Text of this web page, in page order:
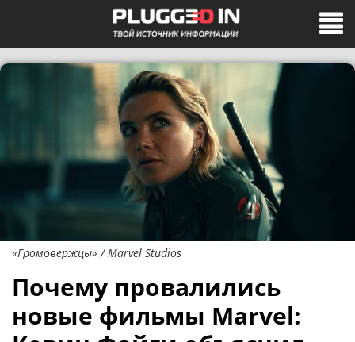
«Громовержцы» / Marvel Studios
Почему провалились
новые фильмы Marvel: